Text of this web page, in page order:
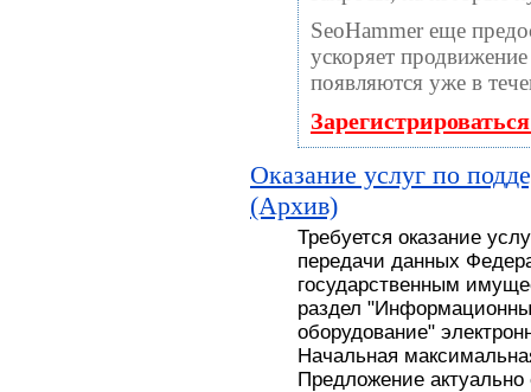
SeoHammer еще
ускоряет
появляются уже в
Оказание услуг по
(Архив)
Требуется оказание
передачи данных
государственным
раздел
оборудование"
Начальная
Предложение